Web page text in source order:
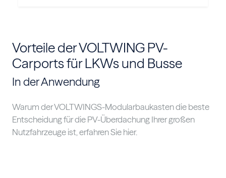
Vorteile der VOLTWING PV-
Carports für LKWs und Busse
In der Anwendung
Warum der VOLTWINGS-Modularbaukasten die beste
Entscheidung für die PV-Überdachung Ihrer großen
Nutzfahrzeuge ist, erfahren Sie hier.